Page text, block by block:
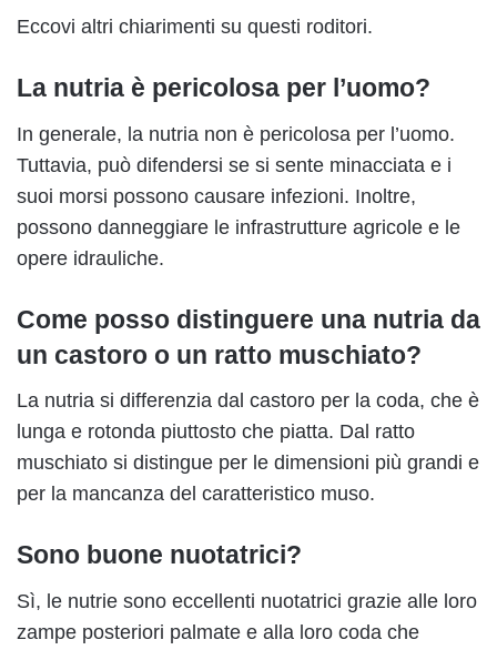
Eccovi altri chiarimenti su questi roditori.
La nutria è pericolosa per l’uomo?
In generale, la nutria non è pericolosa per l’uomo.
Tuttavia, può difendersi se si sente minacciata e i
suoi morsi possono causare infezioni. Inoltre,
possono danneggiare le infrastrutture agricole e le
opere idrauliche.
Come posso distinguere una nutria da
un castoro o un ratto muschiato?
La nutria si differenzia dal castoro per la coda, che è
lunga e rotonda piuttosto che piatta. Dal ratto
muschiato si distingue per le dimensioni più grandi e
per la mancanza del caratteristico muso.
Sono buone nuotatrici?
Sì, le nutrie sono eccellenti nuotatrici grazie alle loro
zampe posteriori palmate e alla loro coda che